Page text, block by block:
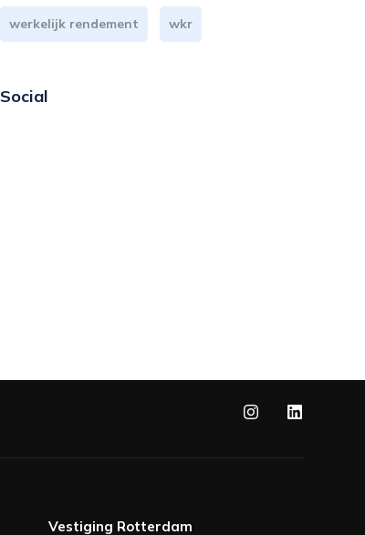
werkelijk rendement wkr
Social
Vestiging Rotterdam